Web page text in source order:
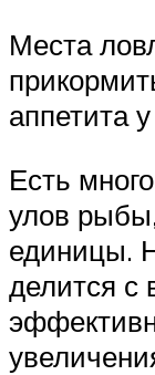
Места
аппетита
Есть
улов
единицы.
делится